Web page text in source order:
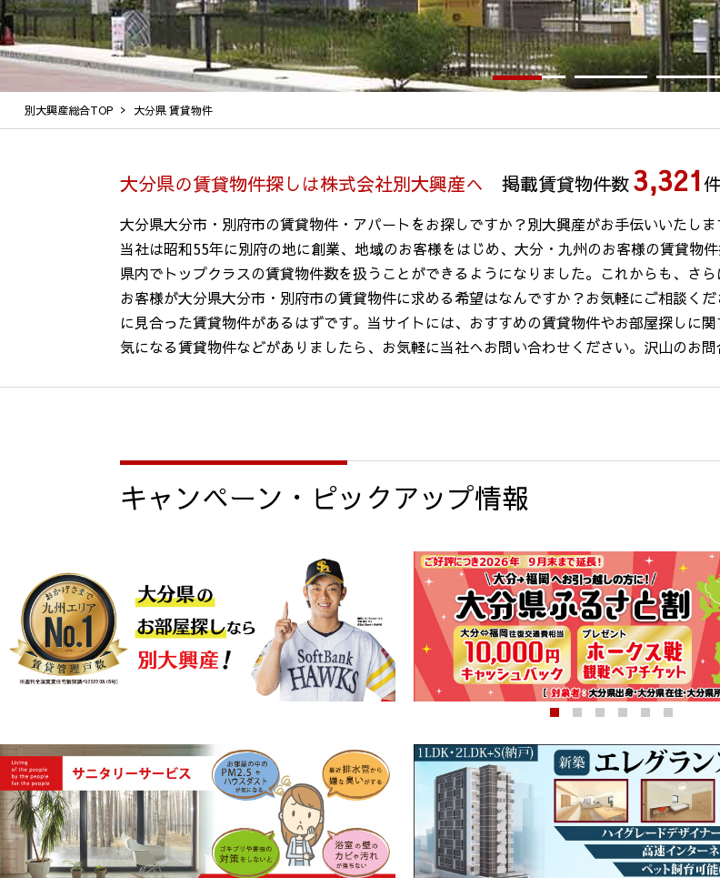
別大興産総合TOP 大分県 賃貸物件
大分県の賃貸物件探しは株式会社別大興産へ 掲載賃貸物件数3,321
大分県大分市・別府市の賃貸物件・アパートをお探しですか？別大興産がお手伝いいたしま
当社は昭和55年に別府の地に創業、地域のお客様をはじめ、大分・九州のお客様の賃貸物
県内でトップクラスの賃貸物件数を扱うことができるようになりました。これからも、さ
お客様が大分県大分市・別府市の賃貸物件に求める希望はなんですか？お気軽にご相談く
に見合った賃貸物件があるはずです。当サイトには、おすすめの賃貸物件やお部屋探しに
気になる賃貸物件などがありましたら、お気軽に当社へお問い合わせください。沢山のお
キャンペーン・ピックアップ情報